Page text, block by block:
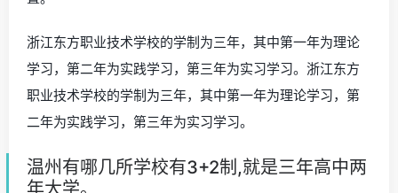
浙江东方职业技术学校的学制为三年，其中第一年为理论
学习，第二年为实践学习，第三年为实习学习。浙江东方
职业技术学校的学制为三年，其中第一年为理论学习，第
二年为实践学习，第三年为实习学习。
温州有哪几所学校有3+2制,就是三年高中两